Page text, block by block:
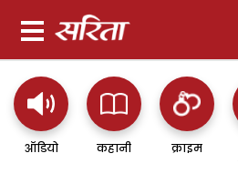
ऑडियो कहानी क्राइम